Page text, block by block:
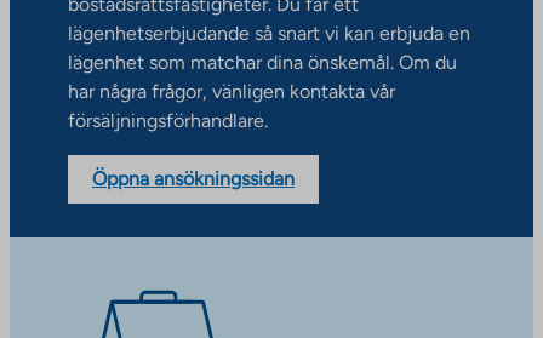
lägenhetserbjudande så snart vi kan erbjuda en
lägenhet som matchar dina önskemål. Om du
har några frågor, vänligen kontakta vår
försäljningsförhandlare.
Öppna ansökningssidan